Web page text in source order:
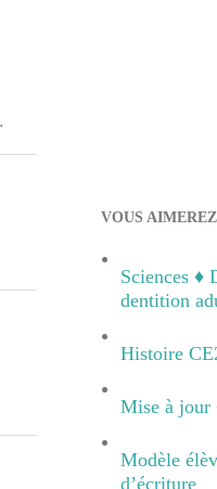
VOUS
Sciences ♦
dentition
Histoire
Mise à jour
Modèle
d’écriture